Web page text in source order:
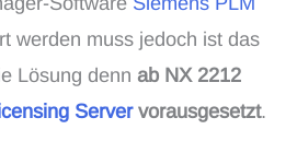
werden muss jedoch ist das
Lösung denn ab NX 2212
Servervorausgesetzt.